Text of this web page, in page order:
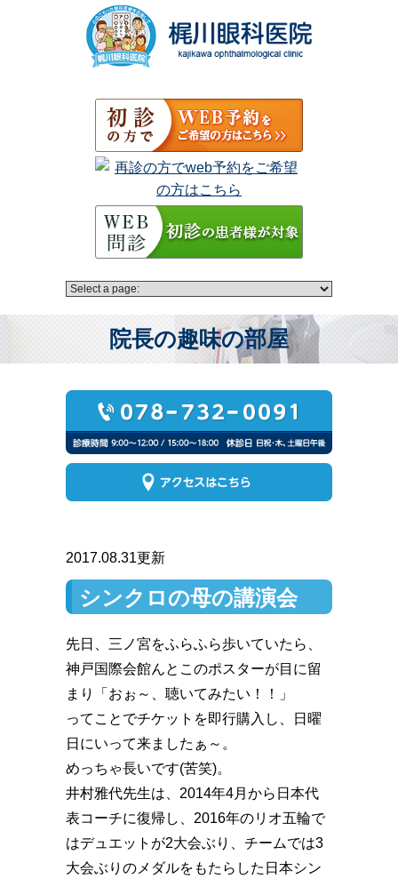
院長の趣味の部屋
2017.08.31更新
シンクロの母の講演会
先日、三ノ宮をふらふら歩いていたら、
神戸国際会館んとこのポスターが目に留
まり「おぉ～、聴いてみたい！！」
ってことでチケットを即行購入し、日曜
日にいって来ましたぁ～。
めっちゃ長いです(苦笑)。
井村雅代先生は、2014年4月から日本代
表コーチに復帰し、2016年のリオ五輪で
はデュエットが2大会ぶり、チームでは3
大会ぶりのメダルをもたらした日本シン